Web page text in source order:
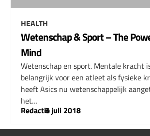
HEALTH
Wetenschap & Sport – The
Mind
Wetenschap en sport. Mentale kracht
belangrijk voor een atleet als fysieke
heeft Asics nu wetenschappelijk
het…
Redactie
–
5 juli 2018